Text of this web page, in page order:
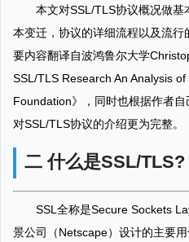
本文对SSL/TLS协议概况做
本变迁，协议的详细流程以及流
要内容翻译自波鸿鲁尔大学
SSL/TLS Research An Analysis
Foundation》，同时也根据作者
对SSL/TLS协议的介绍更为完整。
二 什么是SSL/TLS?
SSL全称是Secure Sockets
景公司（Netscape）设计的主要